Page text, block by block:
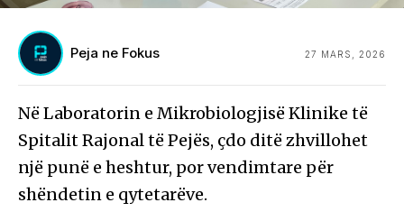
Peja ne Fokus 27 MARS, 2026
Në Laboratorin e Mikrobiologjisë Klinike të
Spitalit Rajonal të Pejës, çdo ditë zhvillohet
një punë e heshtur, por vendimtare për
shëndetin e qytetarëve.